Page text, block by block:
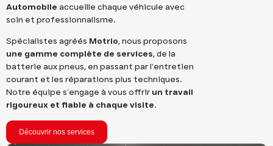
Automobile accueille chaque véhicule avec
soin et professionnalisme.
Spécialistes agréés Motrio, nous proposons
une gamme complète de services, de la
batterie aux pneus, en passant par l’entretien
courant et les réparations plus techniques.
Notre équipe s’engage à vous offrir un travail
rigoureux et fiable à chaque visite.
Découvrir nos services